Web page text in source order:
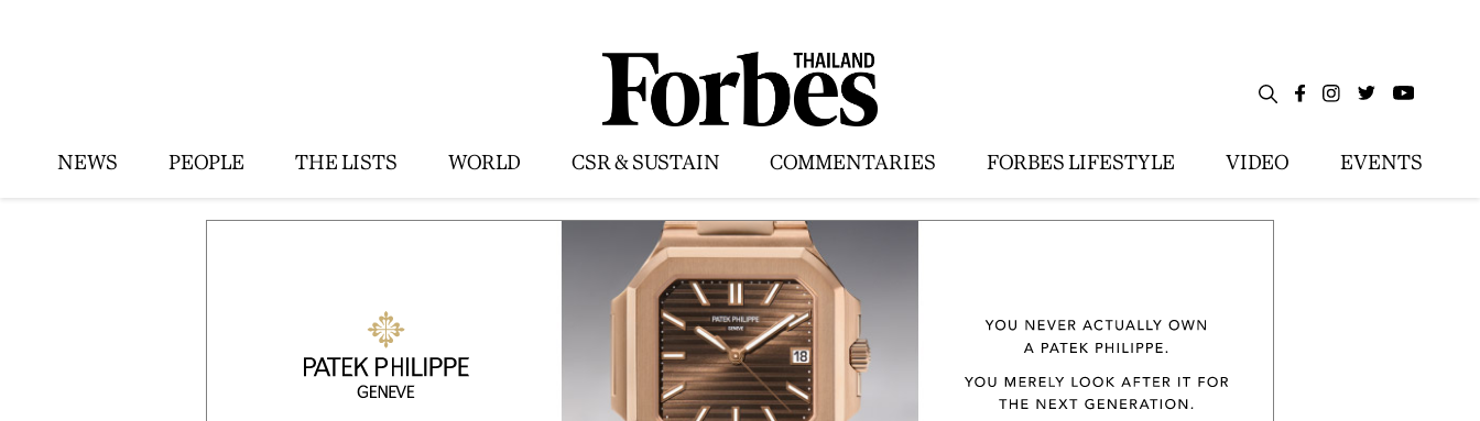
NEWS PEOPLE THE LISTS WORLD CSR & SUSTAIN COMMENTARIES FORBES LIFESTYLE VIDEO EVENTS